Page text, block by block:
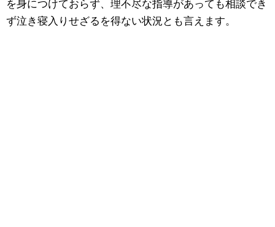
を身につけておらず、理不尽な指導があっても相談でき
ず泣き寝入りせざるを得ない状況とも言えます。